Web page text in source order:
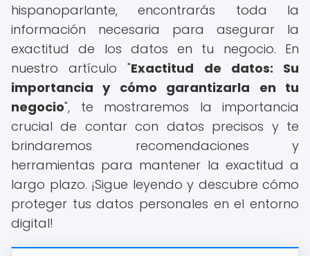
hispanoparlante, encontrarás toda la
información necesaria para asegurar la
exactitud de los datos en tu negocio. En
nuestro artículo "Exactitud de datos: Su
importancia y cómo garantizarla en tu
negocio", te mostraremos la importancia
crucial de contar con datos precisos y te
brindaremos recomendaciones y
herramientas para mantener la exactitud a
largo plazo. ¡Sigue leyendo y descubre cómo
proteger tus datos personales en el entorno
digital!